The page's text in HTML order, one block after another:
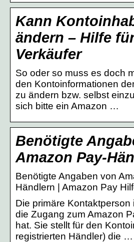
Kann
ändern – Hilfe
Verkäufer
So oder so muss es doch
den Kontoinformationen
zu ändern bzw. selbst
sich bitte ein Amazon …
Benötigte
Amazon Pay-
Benötigte Angaben von
Händlern | Amazon Pay
Die primäre Kontaktperson
die Zugang zum Amazon
hat. Sie stellt für den
registrierten Händler) die …